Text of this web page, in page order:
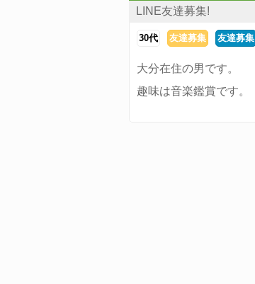
LINE友達募集!
30代 友達募集 友達募集
大分在住の男です。
趣味は音楽鑑賞です。